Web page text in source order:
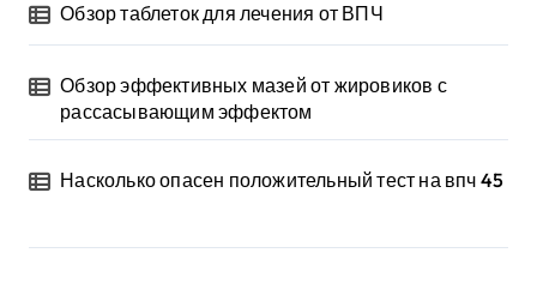
Обзор таблеток для лечения от ВПЧ
Обзор эффективных мазей от жировиков с
рассасывающим эффектом
Насколько опасен положительный тест на впч 45